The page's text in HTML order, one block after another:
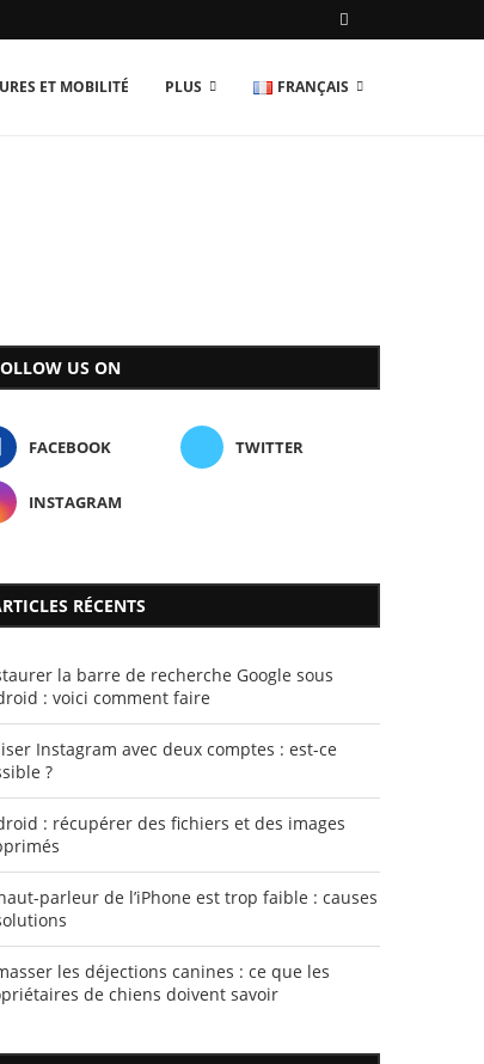
ET MOBILITÉ PLUS FRANÇAIS
US ON
FACEBOOK TWITTER
INSTAGRAM
RÉCENTS
la barre de recherche Google sous
: voici comment faire
Instagram avec deux comptes : est-ce
?
: récupérer des fichiers et des images
parleur de l’iPhone est trop faible : causes
les déjections canines : ce que les
de chiens doivent savoir